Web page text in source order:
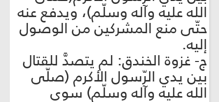
الله عليه وآله وسلّم)، ويدفع عنه
حتّى منع المشركين من الوصول
إليه.
‌ج- غزوة الخندق: لم يتصدَّ للقتال
بين يدي الرّسول الأكرم (صلّى
الله عليه وآله وسلّم) سوى